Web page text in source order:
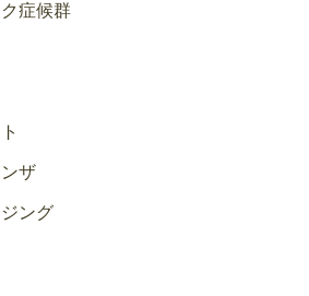
症候群
ザ
ング